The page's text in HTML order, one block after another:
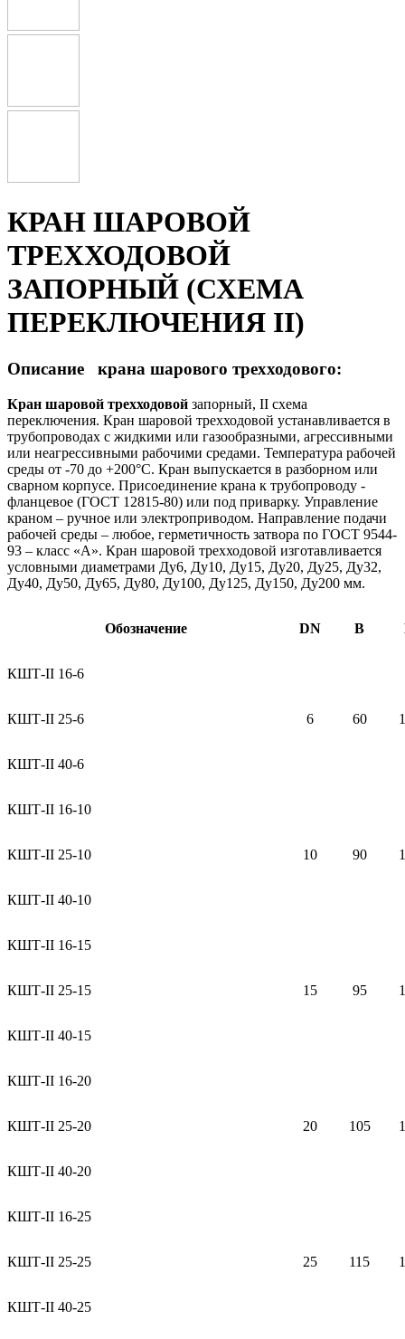
КРАН ШАРОВОЙ
ТРЕХХОДОВОЙ
ЗАПОРНЫЙ (СХЕМА
ПЕРЕКЛЮЧЕНИЯ II)
Описание крана шарового трехходового:
Кран шаровой трехходовой запорный, II схема
переключения. Кран шаровой трехходовой устанавливается в
трубопроводах с жидкими или газообразными, агрессивными
или неагрессивными рабочими средами. Температура рабочей
среды от -70 до +200°С. Кран выпускается в разборном или
сварном корпусе. Присоединение крана к трубопроводу -
фланцевое (ГОСТ 12815-80) или под приварку. Управление
краном – ручное или электроприводом. Направление подачи
рабочей среды – любое, герметичность затвора по ГОСТ 9544-
93 – класс «А». Кран шаровой трехходовой изготавливается
условными диаметрами Ду6, Ду10, Ду15, Ду20, Ду25, Ду32,
Ду40, Ду50, Ду65, Ду80, Ду100, Ду125, Ду150, Ду200 мм.
Обозначение DN В
КШТ-II 16-6
6 60
КШТ-II 25-6
КШТ-II 40-6
КШТ-II 16-10
10 90
КШТ-II 25-10
КШТ-II 40-10
КШТ-II 16-15
15 95
КШТ-II 25-15
КШТ-II 40-15
КШТ-II 16-20
20 105
КШТ-II 25-20
КШТ-II 40-20
КШТ-II 16-25
25 115
КШТ-II 25-25
КШТ-II 40-25